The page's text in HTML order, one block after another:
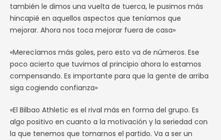
también le dimos una vuelta de tuerca, le pusimos más
hincapié en aquellos aspectos que teníamos que
mejorar. Ahora nos toca mejorar fuera de casa»
«Merecíamos más goles, pero esto va de números. Ese
poco acierto que tuvimos al principio ahora lo estamos
compensando. Es importante para que la gente de arriba
siga cogiendo confianza»
«El Bilbao Athletic es el rival más en forma del grupo. Es
algo positivo en cuanto a la motivación y la seriedad con
la que tenemos que tomarnos el partido. Va a ser un